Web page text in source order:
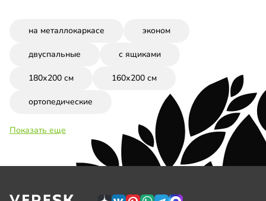
на металлокаркасе эконом
двуспальные с ящиками
180х200 см 160х200 см
ортопедические
Показать еще